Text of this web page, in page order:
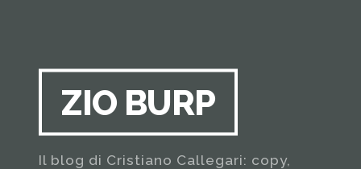
ZIO BURP
Il blog di Cristiano Callegari: copy,